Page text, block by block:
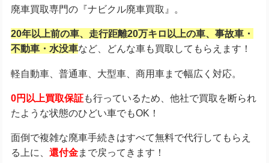
廃車買取専門の『ナビクル廃車買取』。
20年以上前の車、走行距離20万キロ以上の車、事故車・
不動車・水没車など、どんな車も買取してもらえます！
軽自動車、普通車、大型車、商用車まで幅広く対応。
0円以上買取保証も行っているため、他社で買取を断られ
たような状態のひどい車でもOK！
面倒で複雑な廃車手続きはすべて無料で代行してもらえ
る上に、 還付金まで戻ってきます！